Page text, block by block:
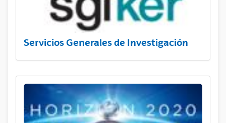
Servicios Generales de Investigación